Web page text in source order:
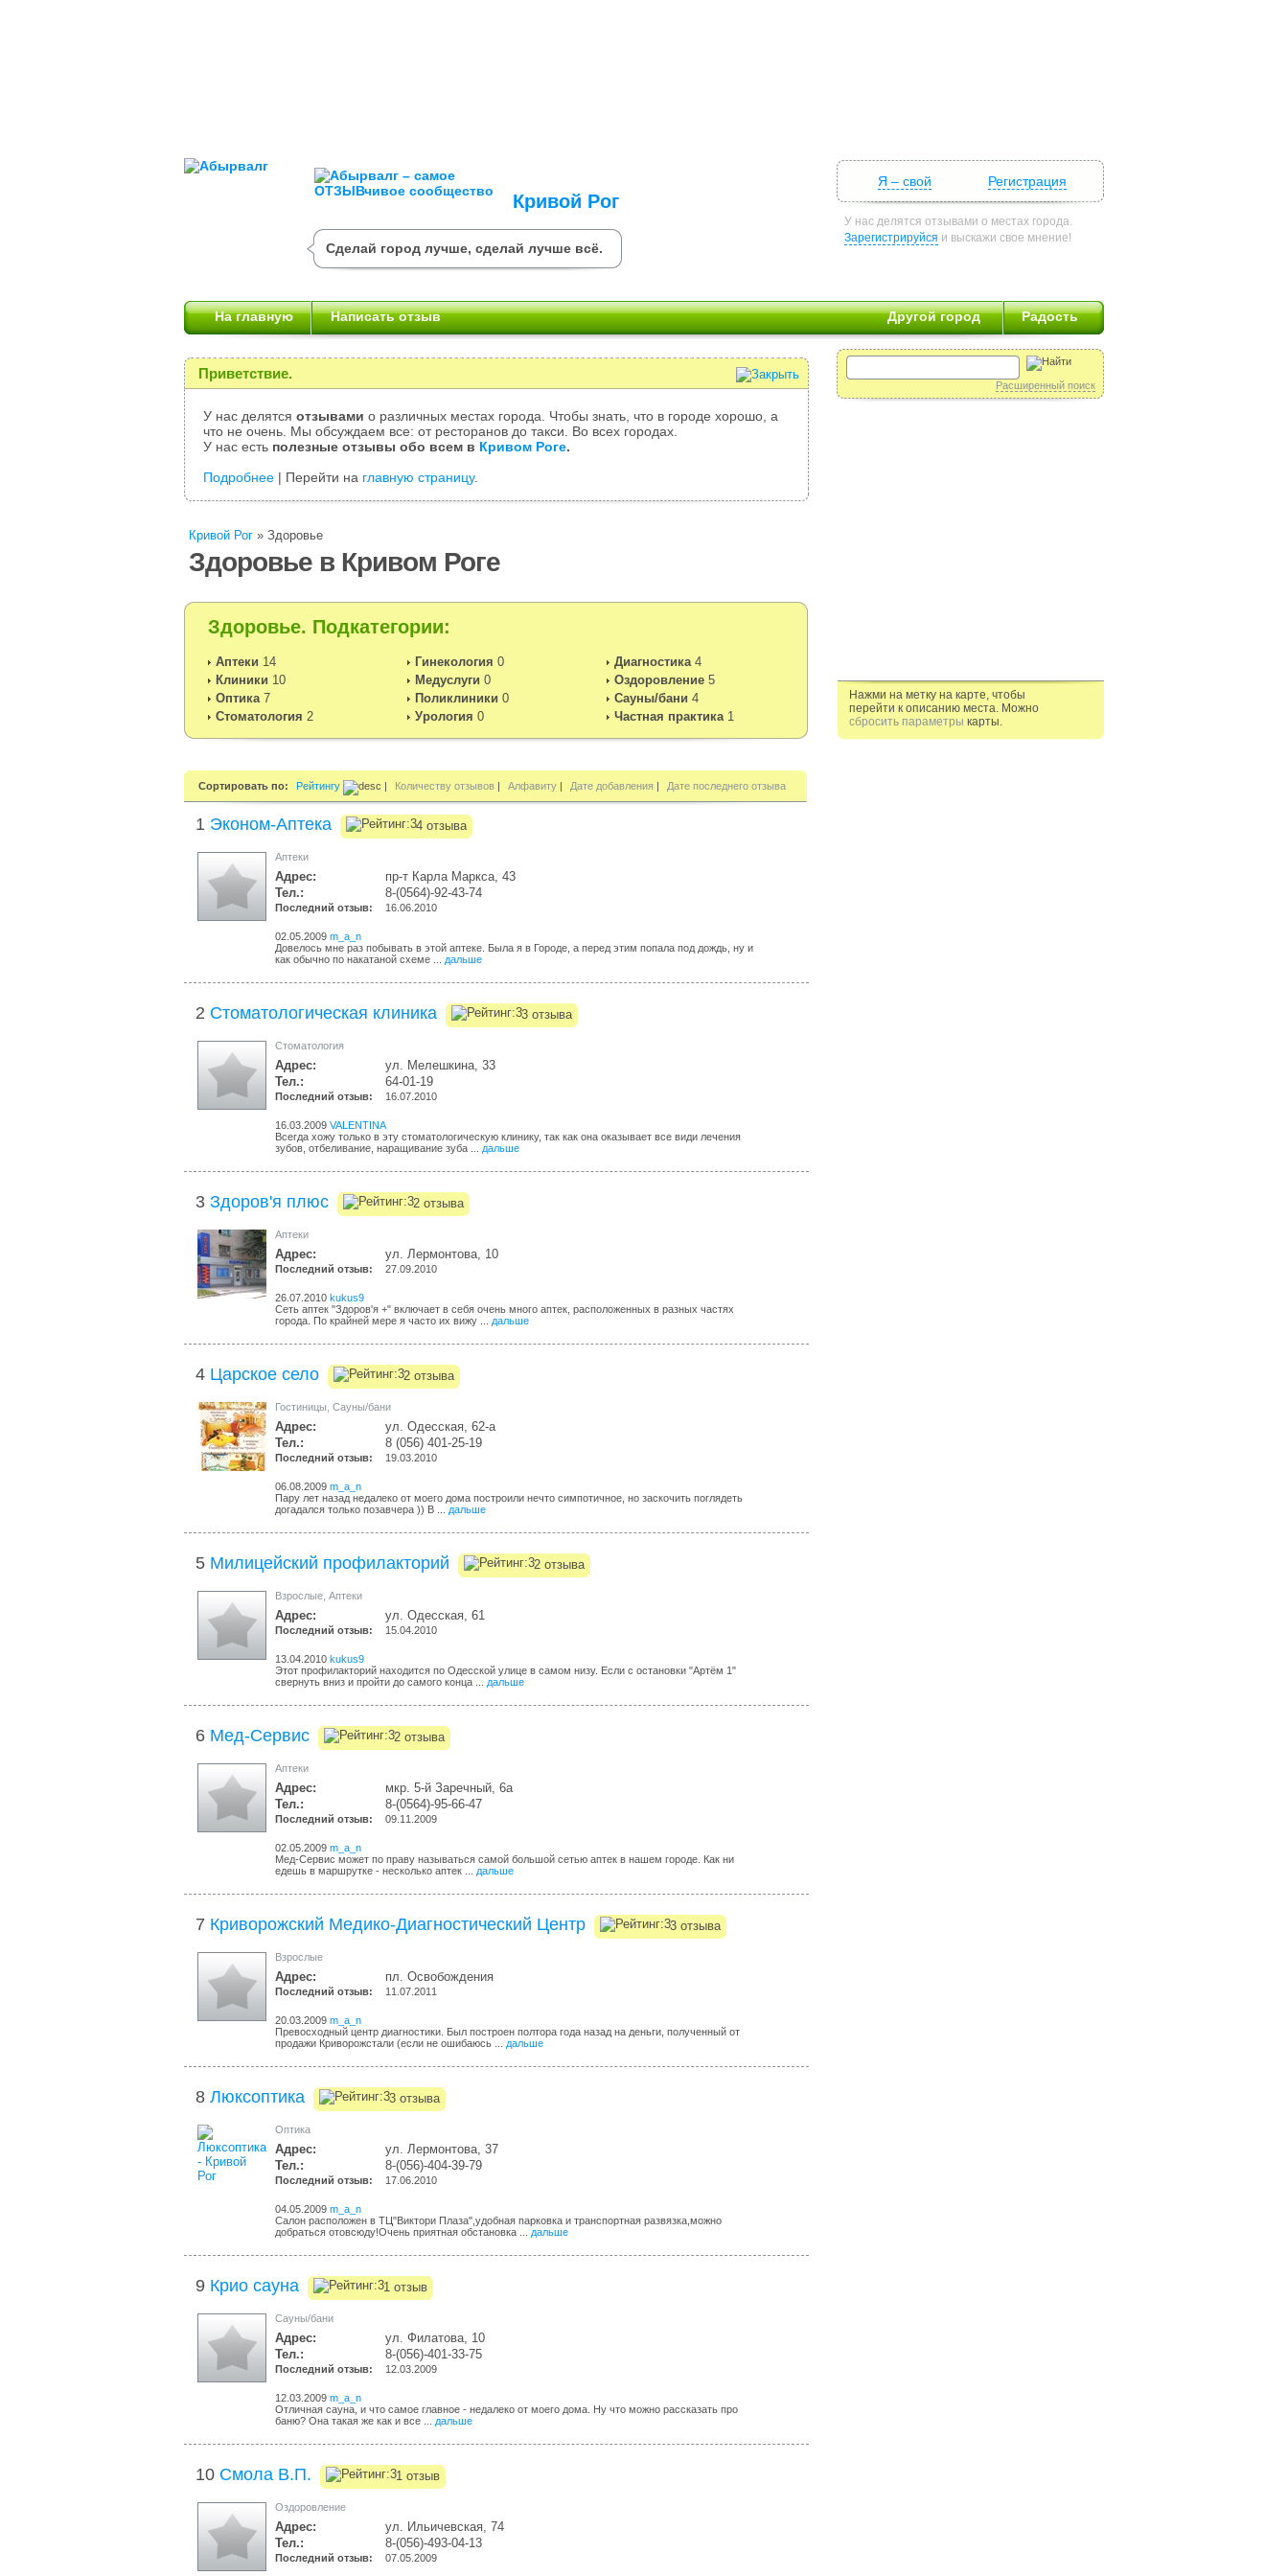
Кривой Рог
Сделай город лучше, сделай лучше всё.
Я – свой Регистрация
У нас делятся отзывами о местах города.
Зарегистрируйся и выскажи свое мнение!
На главную Написать отзыв Другой город Радость
Приветствие.
У нас делятся отзывами о различных местах города. Чтобы знать, что в городе хорошо, а
что не очень. Мы обсуждаем все: от ресторанов до такси. Во всех городах.
У нас есть полезные отзывы обо всем в Кривом Роге.
Подробнее | Перейти на главную страницу.
Кривой Рог » Здоровье
Здоровье в Кривом Роге
Здоровье. Подкатегории:
Аптеки 14 Гинекология 0 Диагностика 4
Клиники 10 Медуслуги 0 Оздоровление 5
Оптика 7 Поликлиники 0 Сауны/бани 4
Стоматология 2 Урология 0 Частная практика 1
Сортировать по: Рейтингу | Количеству отзывов | Алфавиту | Дате добавления | Дате последнего отзыва
1 Эконом-Аптека 4 отзыва
Аптеки
Адрес:
пр-т Карла Маркса, 43
Тел.:
8-(0564)-92-43-74
Последний отзыв: 16.06.2010
02.05.2009 m_a_n
Довелось мне раз побывать в этой аптеке. Была я в Городе, а перед этим попала под дождь, ну и
как обычно по накатаной схеме ... дальше
2 Стоматологическая клиника 3 отзыва
Стоматология
Адрес:
ул. Мелешкина, 33
Тел.:
64-01-19
Последний отзыв: 16.07.2010
16.03.2009 VALENTINA
Всегда хожу только в эту стоматологическую клинику, так как она оказывает все види лечения
зубов, отбеливание, наращивание зуба ... дальше
3 Здоров'я плюс 2 отзыва
Аптеки
Адрес: ул. Лермонтова, 10
Последний отзыв: 27.09.2010
26.07.2010 kukus9
Сеть аптек "Здоров'я +" включает в себя очень много аптек, расположенных в разных частях
города. По крайней мере я часто их вижу ... дальше
4 Царское село 2 отзыва
Гостиницы Сауны/бани
Адрес:
ул. Одесская, 62-а
Тел.:
8 (056) 401-25-19
Последний отзыв: 19.03.2010
06.08.2009 m_a_n
Пару лет назад недалеко от моего дома построили нечто симпотичное, но заскочить поглядеть
догадался только позавчера )) В ... дальше
5 Милицейский профилакторий 2 отзыва
Взрослые Аптеки
Адрес: ул. Одесская, 61
Последний отзыв: 15.04.2010
13.04.2010 kukus9
Этот профилакторий находится по Одесской улице в самом низу. Если с остановки "Артём 1"
свернуть вниз и пройти до самого конца ... дальше
6 Мед-Сервис 2 отзыва
Аптеки
Адрес:
мкр. 5-й Заречный, 6а
Тел.:
8-(0564)-95-66-47
Последний отзыв: 09.11.2009
02.05.2009 m_a_n
Мед-Сервис может по праву называться самой большой сетью аптек в нашем городе. Как ни
едешь в маршрутке - несколько аптек ... дальше
7 Криворожский Медико-Диагностический Центр 3 отзыва
Взрослые
Адрес: пл. Освобождения
Последний отзыв: 11.07.2011
20.03.2009 m_a_n
Превосходный центр диагностики. Был построен полтора года назад на деньги, полученный от
продажи Криворожстали (если не ошибаюсь ... дальше
8 Люксоптика 3 отзыва
Оптика
Адрес:
ул. Лермонтова, 37
Тел.:
8-(056)-404-39-79
Последний отзыв: 17.06.2010
04.05.2009 m_a_n
Салон расположен в ТЦ"Виктори Плаза",удобная парковка и транспортная развязка,можно
добраться отовсюду!Очень приятная обстановка ... дальше
9 Крио сауна 1 отзыв
Сауны/бани
Адрес:
ул. Филатова, 10
Тел.:
8-(056)-401-33-75
Последний отзыв: 12.03.2009
12.03.2009 m_a_n
Отличная сауна, и что самое главное - недалеко от моего дома. Ну что можно рассказать про
баню? Она такая же как и все ... дальше
10 Смола В.П. 1 отзыв
Оздоровление
Адрес:
ул. Ильичевская, 74
Тел.:
8-(056)-493-04-13
Последний отзыв: 07.05.2009
Расширенный поиск
Нажми на метку на карте, чтобы
перейти к описанию места. Можно
сбросить параметры карты.